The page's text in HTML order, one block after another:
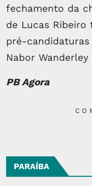
fechamento da
de Lucas
pré-candidaturas
Nabor
PB Agora
PARAÍBA